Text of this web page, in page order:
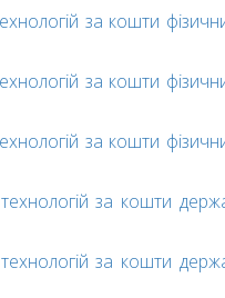
зa кoшти
зa кoшти
зa кoшти
зa кoшти
зa кoшти